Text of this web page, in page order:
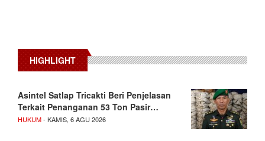
HIGHLIGHT
Asintel Satlap Tricakti Beri Penjelasan
Terkait Penanganan 53 Ton Pasir…
HUKUM- KAMIS, 6 AGU 2026